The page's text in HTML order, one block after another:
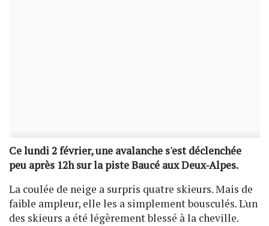
Ce lundi 2 février, une avalanche s'est déclenchée
peu après 12h sur la piste Baucé aux Deux-Alpes.
La coulée de neige a surpris quatre skieurs. Mais de
faible ampleur, elle les a simplement bousculés. L'un
des skieurs a été légèrement blessé à la cheville.